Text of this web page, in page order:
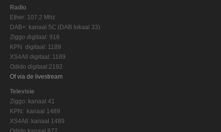
Radio
Ether: 107.2 Mhz
DAB+: kanaal 5C (DAB lokaal 33)
Ziggo digitaal: 916
KPN digitaal: 1189
XS4All digitaal: 1189
Odido digitaal:2192
Of via de livestream
Televisie
Ziggo: kanaal 41
KPN: kanaal 1489
XS4All: kanaal 1489